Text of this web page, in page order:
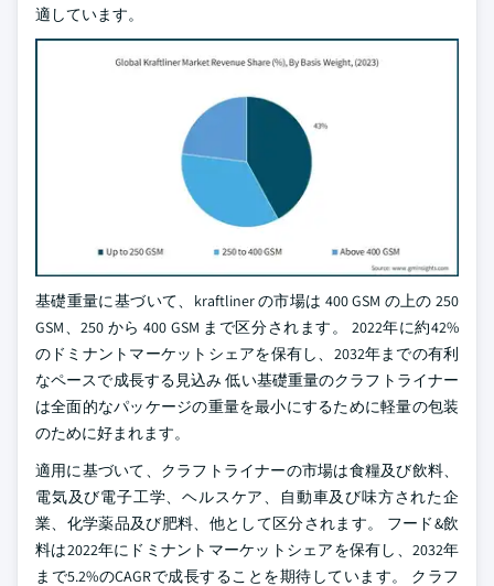
適しています。
基礎重量に基づいて、kraftliner の市場は 400 GSM の上の 250
GSM、250 から 400 GSM まで区分されます。 2022年に約42%
のドミナントマーケットシェアを保有し、2032年までの有利
なペースで成長する見込み 低い基礎重量のクラフトライナー
は全面的なパッケージの重量を最小にするために軽量の包装
のために好まれます。
適用に基づいて、クラフトライナーの市場は食糧及び飲料、
電気及び電子工学、ヘルスケア、自動車及び味方された企
業、化学薬品及び肥料、他として区分されます。 フード&飲
料は2022年にドミナントマーケットシェアを保有し、2032年
まで5.2%のCAGRで成長することを期待しています。 クラフ